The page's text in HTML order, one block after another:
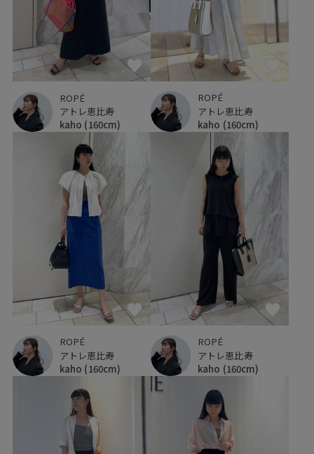
ROPÉ
アトレ恵比寿
kaho (160cm)
ROPÉ
アトレ恵比寿
kaho (160cm)
ROPÉ
アトレ恵比寿
kaho (160cm)
ROPÉ
アトレ恵比寿
kaho (160cm)